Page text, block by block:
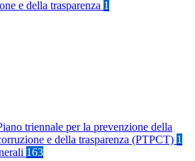
e della trasparenza 1
triennale per la prevenzione della
e della trasparenza (PTPCT) 1
163